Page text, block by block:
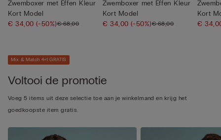
Zwemboxer met Effen Kleur
Kort Model
€ 34,00(-50%)€ 68,00
Zwemboxer met Effen Kleur
Kort Model
€ 34,00(-50%)€ 68,00
Kort
€
Mix & Match 4+1 GRATIS
Voltooi de promotie
Voeg 5 items uit deze selectie toe aan je winkelmand en krijg het
goedkoopste item gratis.